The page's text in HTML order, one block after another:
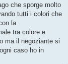
che sporge molto
tutti i colori che
la
tra colore e
ma il negoziante si
caso ho in